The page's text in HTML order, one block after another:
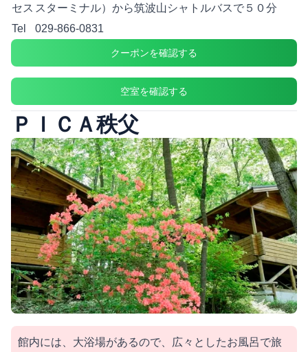
セス スターミナル）から筑波山シャトルバスで５０分
Tel
029-866-0831
クーポンを確認する
空室を確認する
ＰＩＣＡ秩父
館内には、大浴場があるので、広々としたお風呂で旅